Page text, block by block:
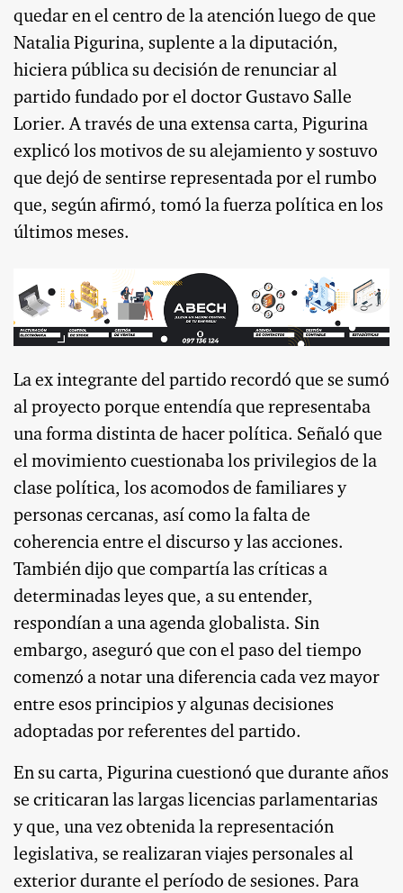
quedar en el centro de la atención luego de que
Natalia Pigurina, suplente a la diputación,
hiciera pública su decisión de renunciar al
partido fundado por el doctor Gustavo Salle
Lorier. A través de una extensa carta, Pigurina
explicó los motivos de su alejamiento y sostuvo
que dejó de sentirse representada por el rumbo
que, según afirmó, tomó la fuerza política en los
últimos meses.
La ex integrante del partido recordó que se sumó
al proyecto porque entendía que representaba
una forma distinta de hacer política. Señaló que
el movimiento cuestionaba los privilegios de la
clase política, los acomodos de familiares y
personas cercanas, así como la falta de
coherencia entre el discurso y las acciones.
También dijo que compartía las críticas a
determinadas leyes que, a su entender,
respondían a una agenda globalista. Sin
embargo, aseguró que con el paso del tiempo
comenzó a notar una diferencia cada vez mayor
entre esos principios y algunas decisiones
adoptadas por referentes del partido.
En su carta, Pigurina cuestionó que durante años
se criticaran las largas licencias parlamentarias
y que, una vez obtenida la representación
legislativa, se realizaran viajes personales al
exterior durante el período de sesiones. Para